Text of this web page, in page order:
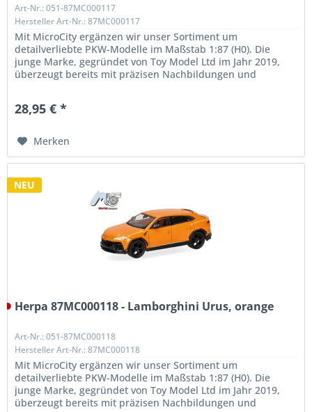
Art-Nr.: 051-87MC000117
Hersteller Art-Nr.: 87MC000117
Mit MicroCity ergänzen wir unser Sortiment um
detailverliebte PKW-Modelle im Maßstab 1:87 (H0). Die
junge Marke, gegründet von Toy Model Ltd im Jahr 2019,
überzeugt bereits mit präzisen Nachbildungen und
28,95 € *
Merken
NEU
Herpa 87MC000118 - Lamborghini Urus, orange
Art-Nr.: 051-87MC000118
Hersteller Art-Nr.: 87MC000118
Mit MicroCity ergänzen wir unser Sortiment um
detailverliebte PKW-Modelle im Maßstab 1:87 (H0). Die
junge Marke, gegründet von Toy Model Ltd im Jahr 2019,
überzeugt bereits mit präzisen Nachbildungen und